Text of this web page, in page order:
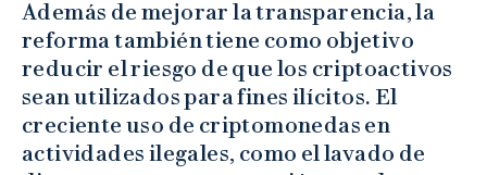
Además de mejorar la transparencia, la
reforma también tiene como objetivo
reducir el riesgo de que los criptoactivos
sean utilizados para fines ilícitos. El
creciente uso de criptomonedas en
actividades ilegales, como el lavado de